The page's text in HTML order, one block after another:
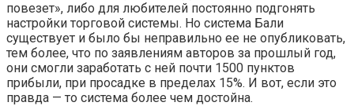
повезет», либо для любителей постоянно подгонять
настройки торговой системы. Но система Бали
существует и было бы неправильно ее не опубликовать,
тем более, что по заявлениям авторов за прошлый год,
они смогли заработать с ней почти 1500 пунктов
прибыли, при просадке в пределах 15%. И вот, если это
правда — то система более чем достойна.